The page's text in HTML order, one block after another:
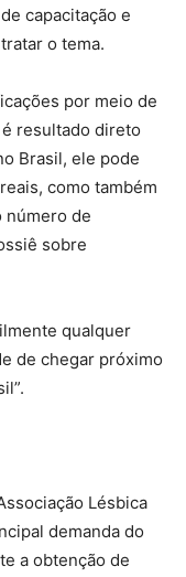
capacitação e
o tema.
por meio de
resultado direto
Brasil, ele pode
como também
número de
sobre
qualquer
de chegar próximo
Lésbica
demanda do
a obtenção de